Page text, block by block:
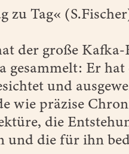
zu Tag«
der große
gesammelt: Er
und
wie präzise
die
und die für ihn